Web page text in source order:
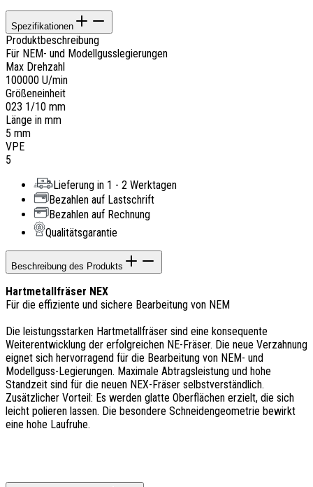
Spezifikationen
Produktbeschreibung
Für NEM- und Modellgusslegierungen
Max Drehzahl
100000 U/min
Größeneinheit
023 1/10 mm
Länge in mm
5 mm
VPE
5
Lieferung in 1 - 2 Werktagen
Bezahlen auf Lastschrift
Bezahlen auf Rechnung
Qualitätsgarantie
Beschreibung des Produkts
Hartmetallfräser NEX
Für die effiziente und sichere Bearbeitung von NEM
Die leistungsstarken Hartmetallfräser sind eine konsequente
Weiterentwicklung der erfolgreichen NE-Fräser. Die neue Verzahnung
eignet sich hervorragend für die Bearbeitung von NEM- und
Modellguss-Legierungen. Maximale Abtragsleistung und hohe
Standzeit sind für die neuen NEX-Fräser selbstverständlich.
Zusätzlicher Vorteil: Es werden glatte Oberflächen erzielt, die sich
leicht polieren lassen. Die besondere Schneidengeometrie bewirkt
eine hohe Laufruhe.